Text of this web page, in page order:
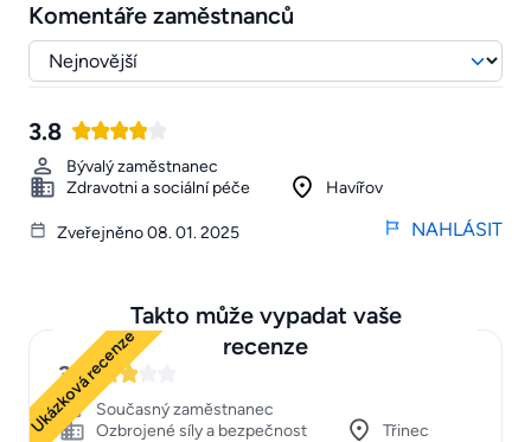
Komentáře zaměstnanců
3.8
Bývalý zaměstnanec
Zdravotni a sociální péče
Havířov
Zveřejněno 08. 01. 2025 NAHLÁSIT
Takto může vypadat vaše
recenze
Ukázková recenze
3
Současný zaměstnanec
Ozbrojené síly a bezpečnost
Třinec